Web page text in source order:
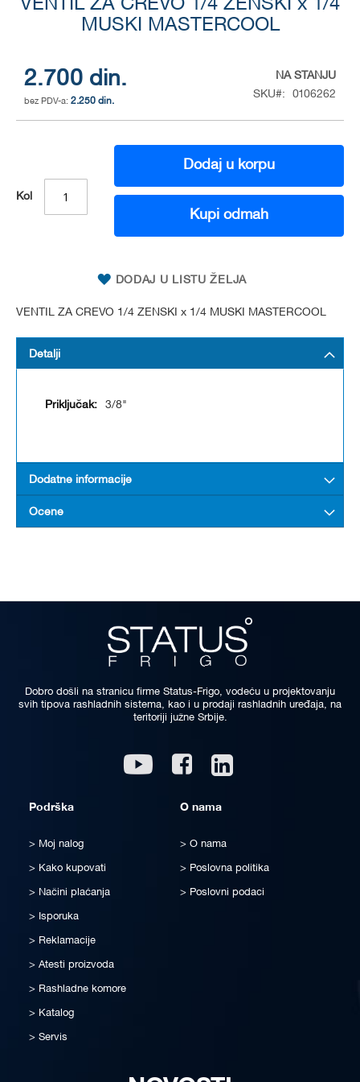
VENTIL ZA CREVO 1/4 ZENSKI x 1/4
MUSKI MASTERCOOL
2.700 din.
2.250 din.
NA STANJU
SKU
0106262
Kol
Dodaj u korpu
Kupi odmah
DODAJ U LISTU ŽELJA
VENTIL ZA CREVO 1/4 ZENSKI x 1/4 MUSKI MASTERCOOL
images
gallery
Detalji
3/8"
Dodatne informacije
Ocene
Dobro došli na stranicu firme Status-Frigo, vodeću u projektovanju
svih tipova rashladnih sistema, kao i u prodaji rashladnih uređaja, na
teritoriji južne Srbije.
Youtube Facebook
Podrška
Moj nalog
Kako kupovati
Načini plaćanja
Isporuka
Reklamacije
Atesti proizvoda
Rashladne komore
Katalog
Servis
O nama
O nama
Poslovna politika
Poslovni podaci